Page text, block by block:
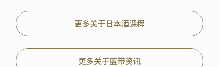
更多关于日本酒课程
更多关于蓝带资讯